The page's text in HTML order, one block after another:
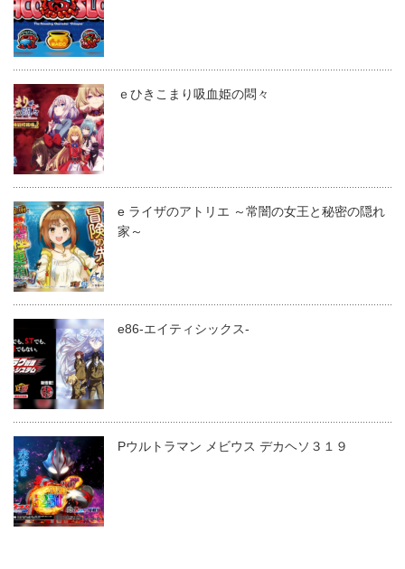
ｅひきこまり吸血姫の悶々
e ライザのアトリエ ～常闇の女王と秘密の隠れ
家～
e86-エイティシックス-
Pウルトラマン メビウス デカヘソ３１９